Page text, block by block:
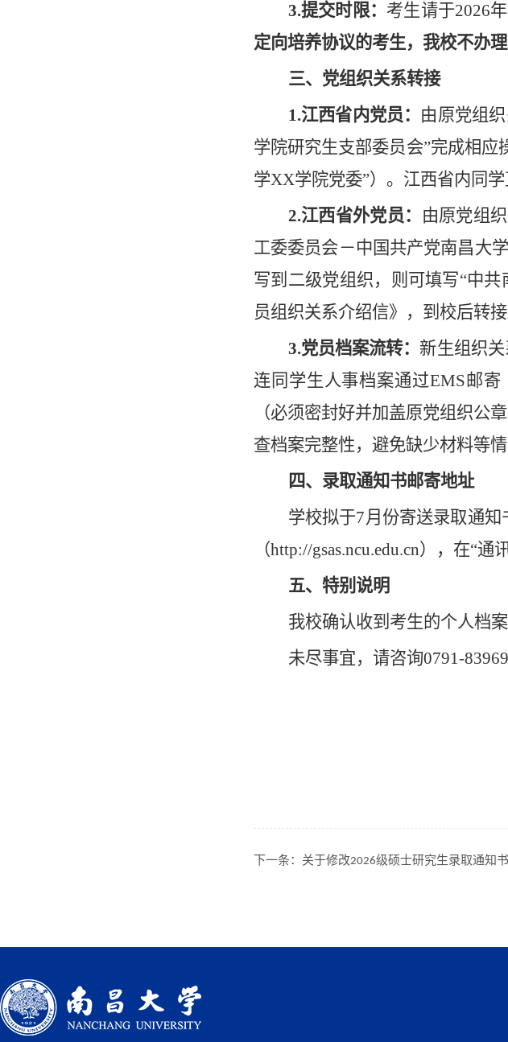
3.提交时限： 考生请于2026
定向培养协议的考生，我校不办理
三、党组织关系转接
1.江西省内党员： 由原党组
学院研究生支部委员会”完成相应
学XX学院党委”）。 江西省内同
2.江西省外党员：
由原党组
工委委员会－中国共产党南昌大
写到二级党组织，则可填写“中
员组织关系介绍信》，到校后转接
3.党员档案流转： 新生组织
连同学生人事档案通过EMS邮
（必须密封好并加盖原党组织公
查档案完整性，避免缺少材料等情
四、录取通知书邮寄地址
学校拟于7月 份寄送录取通知
（http://gsas.ncu.edu.cn）
，在“通
五、特别说明
我校确认收到考生的个人档案
未尽事宜，请咨询0791-
下一条： 关于修改2026级硕士研究生录取通知